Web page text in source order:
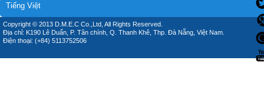
Tiếng Việt
Copyright © 2013 D.M.E.C Co.,Ltd, All Rights Reserved.
Địa chỉ: K190 Lê Duẩn, P. Tân chính, Q. Thanh Khê, Thp. Đà Nẵng, Việt Nam.
Điện thoại: (+84) 5113752506